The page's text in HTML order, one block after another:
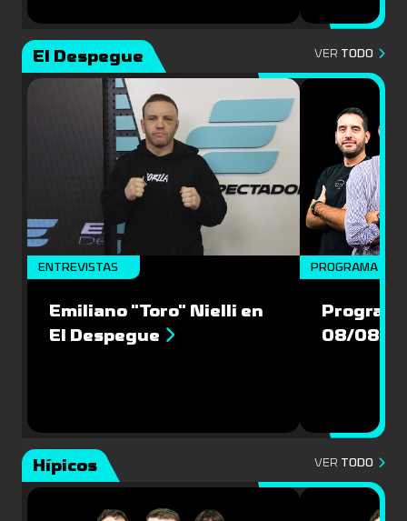
El Despegue VER TODO
ENTREVISTAS
Emiliano "Toro" Nielli en
El Despegue
PROGRAMA
08/08/
Hípicos VER TODO